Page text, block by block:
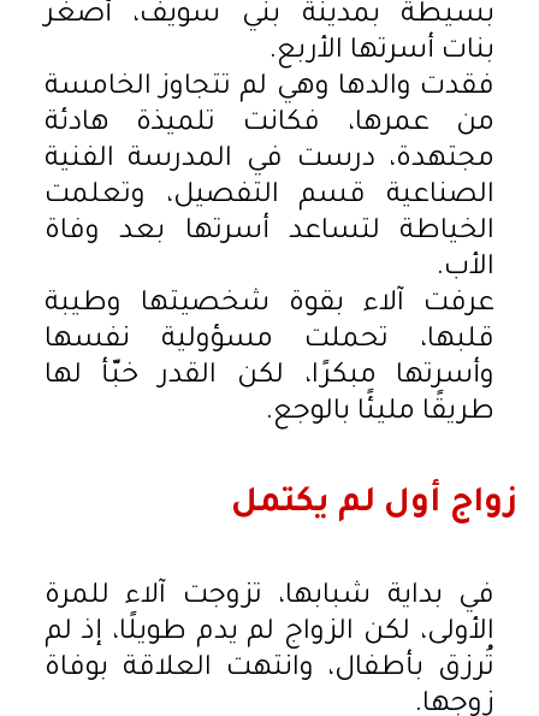
بسيطة بمدينة بني سويف، أصغر
بنات أسرتها الأربع.
فقدت والدها وهي لم تتجاوز الخامسة
من عمرها، فكانت تلميذة هادئة
مجتهدة، درست في المدرسة الفنية
الصناعية قسم التفصيل، وتعلمت
الخياطة لتساعد أسرتها بعد وفاة
الأب.
عرفت آلاء بقوة شخصيتها وطيبة
قلبها، تحملت مسؤولية نفسها
وأسرتها مبكرًا، لكن القدر خبّأ لها
طريقًا مليئًا بالوجع.
زواج أول لم يكتمل
في بداية شبابها، تزوجت آلاء للمرة
الأولى، لكن الزواج لم يدم طويلًا، إذ لم
تُرزق بأطفال، وانتهت العلاقة بوفاة
زوجها.